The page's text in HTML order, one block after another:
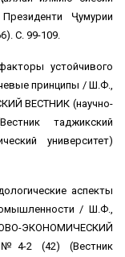
Ҷумҳурии
С. 99-109.
устойчивого
принципы / Ш.Ф.,
ВЕСТНИК (научно-
таджикский
университет)
аспекты
/ Ш.Ф.,
ЭКОНОМИЧЕСКИЙ
№4-2 (42) (Вестник